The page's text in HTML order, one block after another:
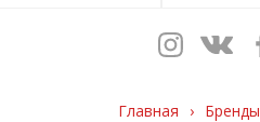
Главная › Бренды